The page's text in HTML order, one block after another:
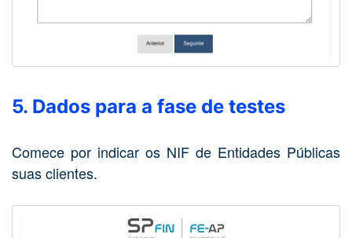
5. Dados para a fase de testes
Comece por indicar os NIF de Entidades Públicas
suas clientes.